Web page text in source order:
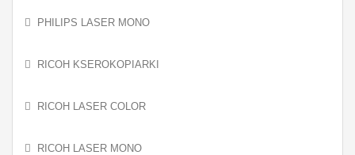
PHILIPS LASER MONO
RICOH KSEROKOPIARKI
RICOH LASER COLOR
RICOH LASER MONO